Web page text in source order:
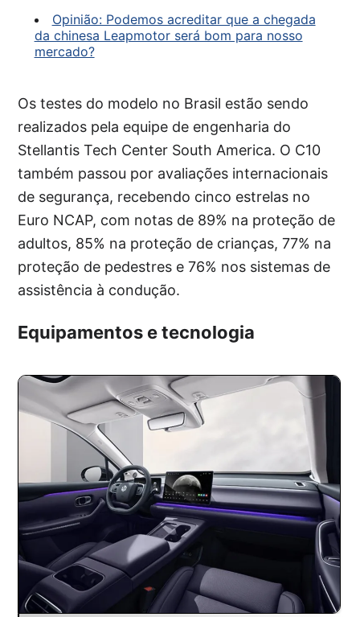
Opinião: Podemos acreditar que a chegada
da chinesa Leapmotor será bom para nosso
mercado?
Os testes do modelo no Brasil estão sendo
realizados pela equipe de engenharia do
Stellantis Tech Center South America. O C10
também passou por avaliações internacionais
de segurança, recebendo cinco estrelas no
Euro NCAP, com notas de 89% na proteção de
adultos, 85% na proteção de crianças, 77% na
proteção de pedestres e 76% nos sistemas de
assistência à condução.
Equipamentos e tecnologia